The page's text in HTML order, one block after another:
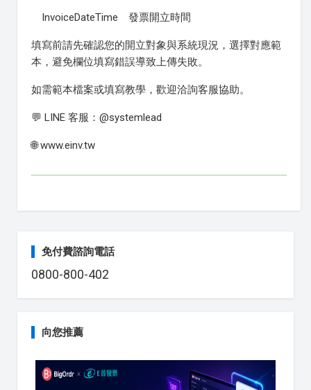
InvoiceDateTime 發票開立時間
填寫前請先確認您的開立對象與系統現況，選擇對應範
本，避免欄位填寫錯誤導致上傳失敗。
如需範本檔案或填寫教學，歡迎洽詢客服協助。
💬 LINE 客服：@systemlead
🌐 www.einv.tw
免付費諮詢電話
0800-800-402
向您推薦